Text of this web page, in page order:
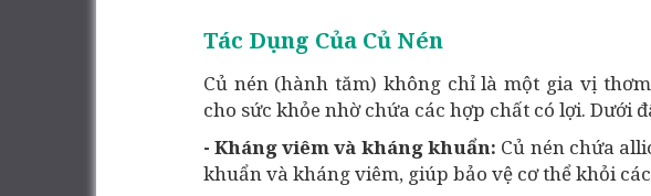
Tác Dụng Của Củ Nén
Củ nén (hành tăm) không chỉ là một gia vị
cho sức khỏe nhờ chứa các hợp chất có lợi. Dưới
- Kháng viêm và kháng khuẩn: Củ nén chứa
khuẩn và kháng viêm, giúp bảo vệ cơ thể khỏi